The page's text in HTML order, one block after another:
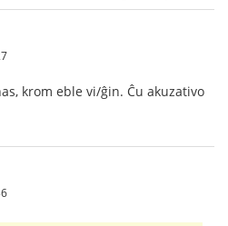
krom eble vi/ĝin. Ĉu akuzativo